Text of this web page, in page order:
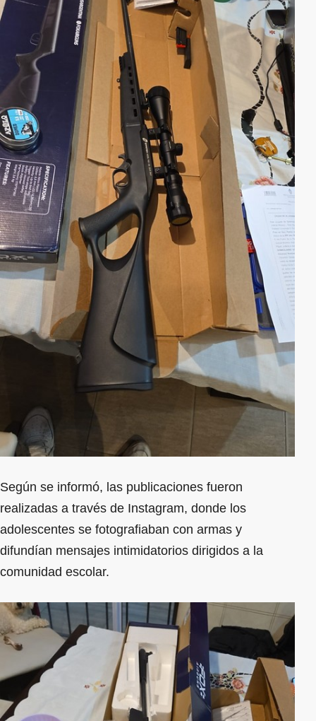
Según se informó, las publicaciones fueron
realizadas a través de Instagram, donde los
adolescentes se fotografiaban con armas y
difundían mensajes intimidatorios dirigidos a la
comunidad escolar.